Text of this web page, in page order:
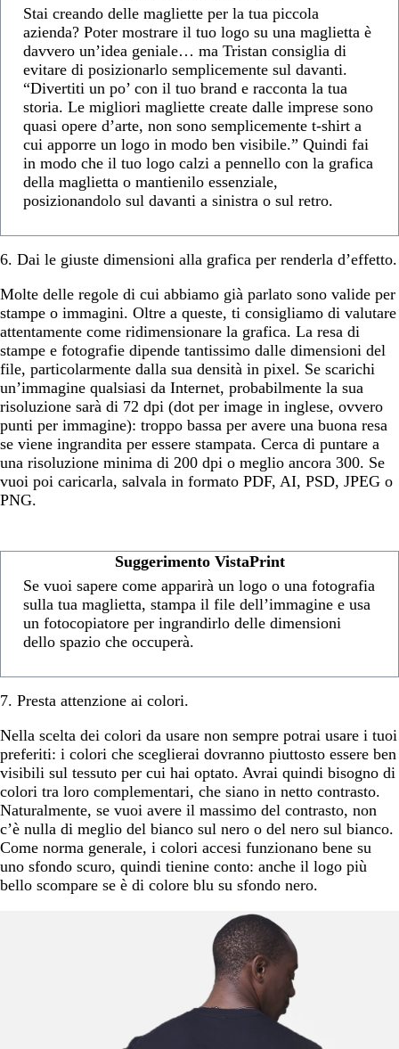
Stai creando delle magliette per la tua piccola
azienda? Poter mostrare il tuo logo su una maglietta è
davvero un’idea geniale… ma Tristan consiglia di
evitare di posizionarlo semplicemente sul davanti.
“Divertiti un po’ con il tuo brand e racconta la tua
storia. Le migliori magliette create dalle imprese sono
quasi opere d’arte, non sono semplicemente t-shirt a
cui apporre un logo in modo ben visibile.” Quindi fai
in modo che il tuo logo calzi a pennello con la grafica
della maglietta o mantienilo essenziale,
posizionandolo sul davanti a sinistra o sul retro.
6. Dai le giuste dimensioni alla grafica per renderla d’effetto.
Molte delle regole di cui abbiamo già parlato sono valide per
stampe o immagini. Oltre a queste, ti consigliamo di valutare
attentamente come ridimensionare la grafica. La resa di
stampe e fotografie dipende tantissimo dalle dimensioni del
file, particolarmente dalla sua densità in pixel. Se scarichi
un’immagine qualsiasi da Internet, probabilmente la sua
risoluzione sarà di 72 dpi (dot per image in inglese, ovvero
punti per immagine): troppo bassa per avere una buona resa
se viene ingrandita per essere stampata. Cerca di puntare a
una risoluzione minima di 200 dpi o meglio ancora 300. Se
vuoi poi caricarla, salvala in formato PDF, AI, PSD, JPEG o
PNG.
Suggerimento VistaPrint
Se vuoi sapere come apparirà un logo o una fotografia
sulla tua maglietta, stampa il file dell’immagine e usa
un fotocopiatore per ingrandirlo delle dimensioni
dello spazio che occuperà.
7. Presta attenzione ai colori.
Nella scelta dei colori da usare non sempre potrai usare i tuoi
preferiti: i colori che sceglierai dovranno piuttosto essere ben
visibili sul tessuto per cui hai optato. Avrai quindi bisogno di
colori tra loro complementari, che siano in netto contrasto.
Naturalmente, se vuoi avere il massimo del contrasto, non
c’è nulla di meglio del bianco sul nero o del nero sul bianco.
Come norma generale, i colori accesi funzionano bene su
uno sfondo scuro, quindi tienine conto: anche il logo più
bello scompare se è di colore blu su sfondo nero.